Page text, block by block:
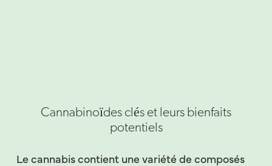
Cannabinoïdes clés et leurs bienfaits
potentiels
Le cannabis contient une variété de composés